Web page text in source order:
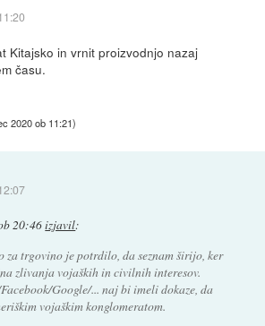
Kitajsko in vrnit proizvodnjo nazaj
času.
2020 ob 11:21)
20:46izjavil:
za trgovino je potrdilo, da seznam širijo, ker
zlivanja vojaških in civilnih interesov.
Google/... naj bi imeli dokaze, da
vojaškim konglomeratom.